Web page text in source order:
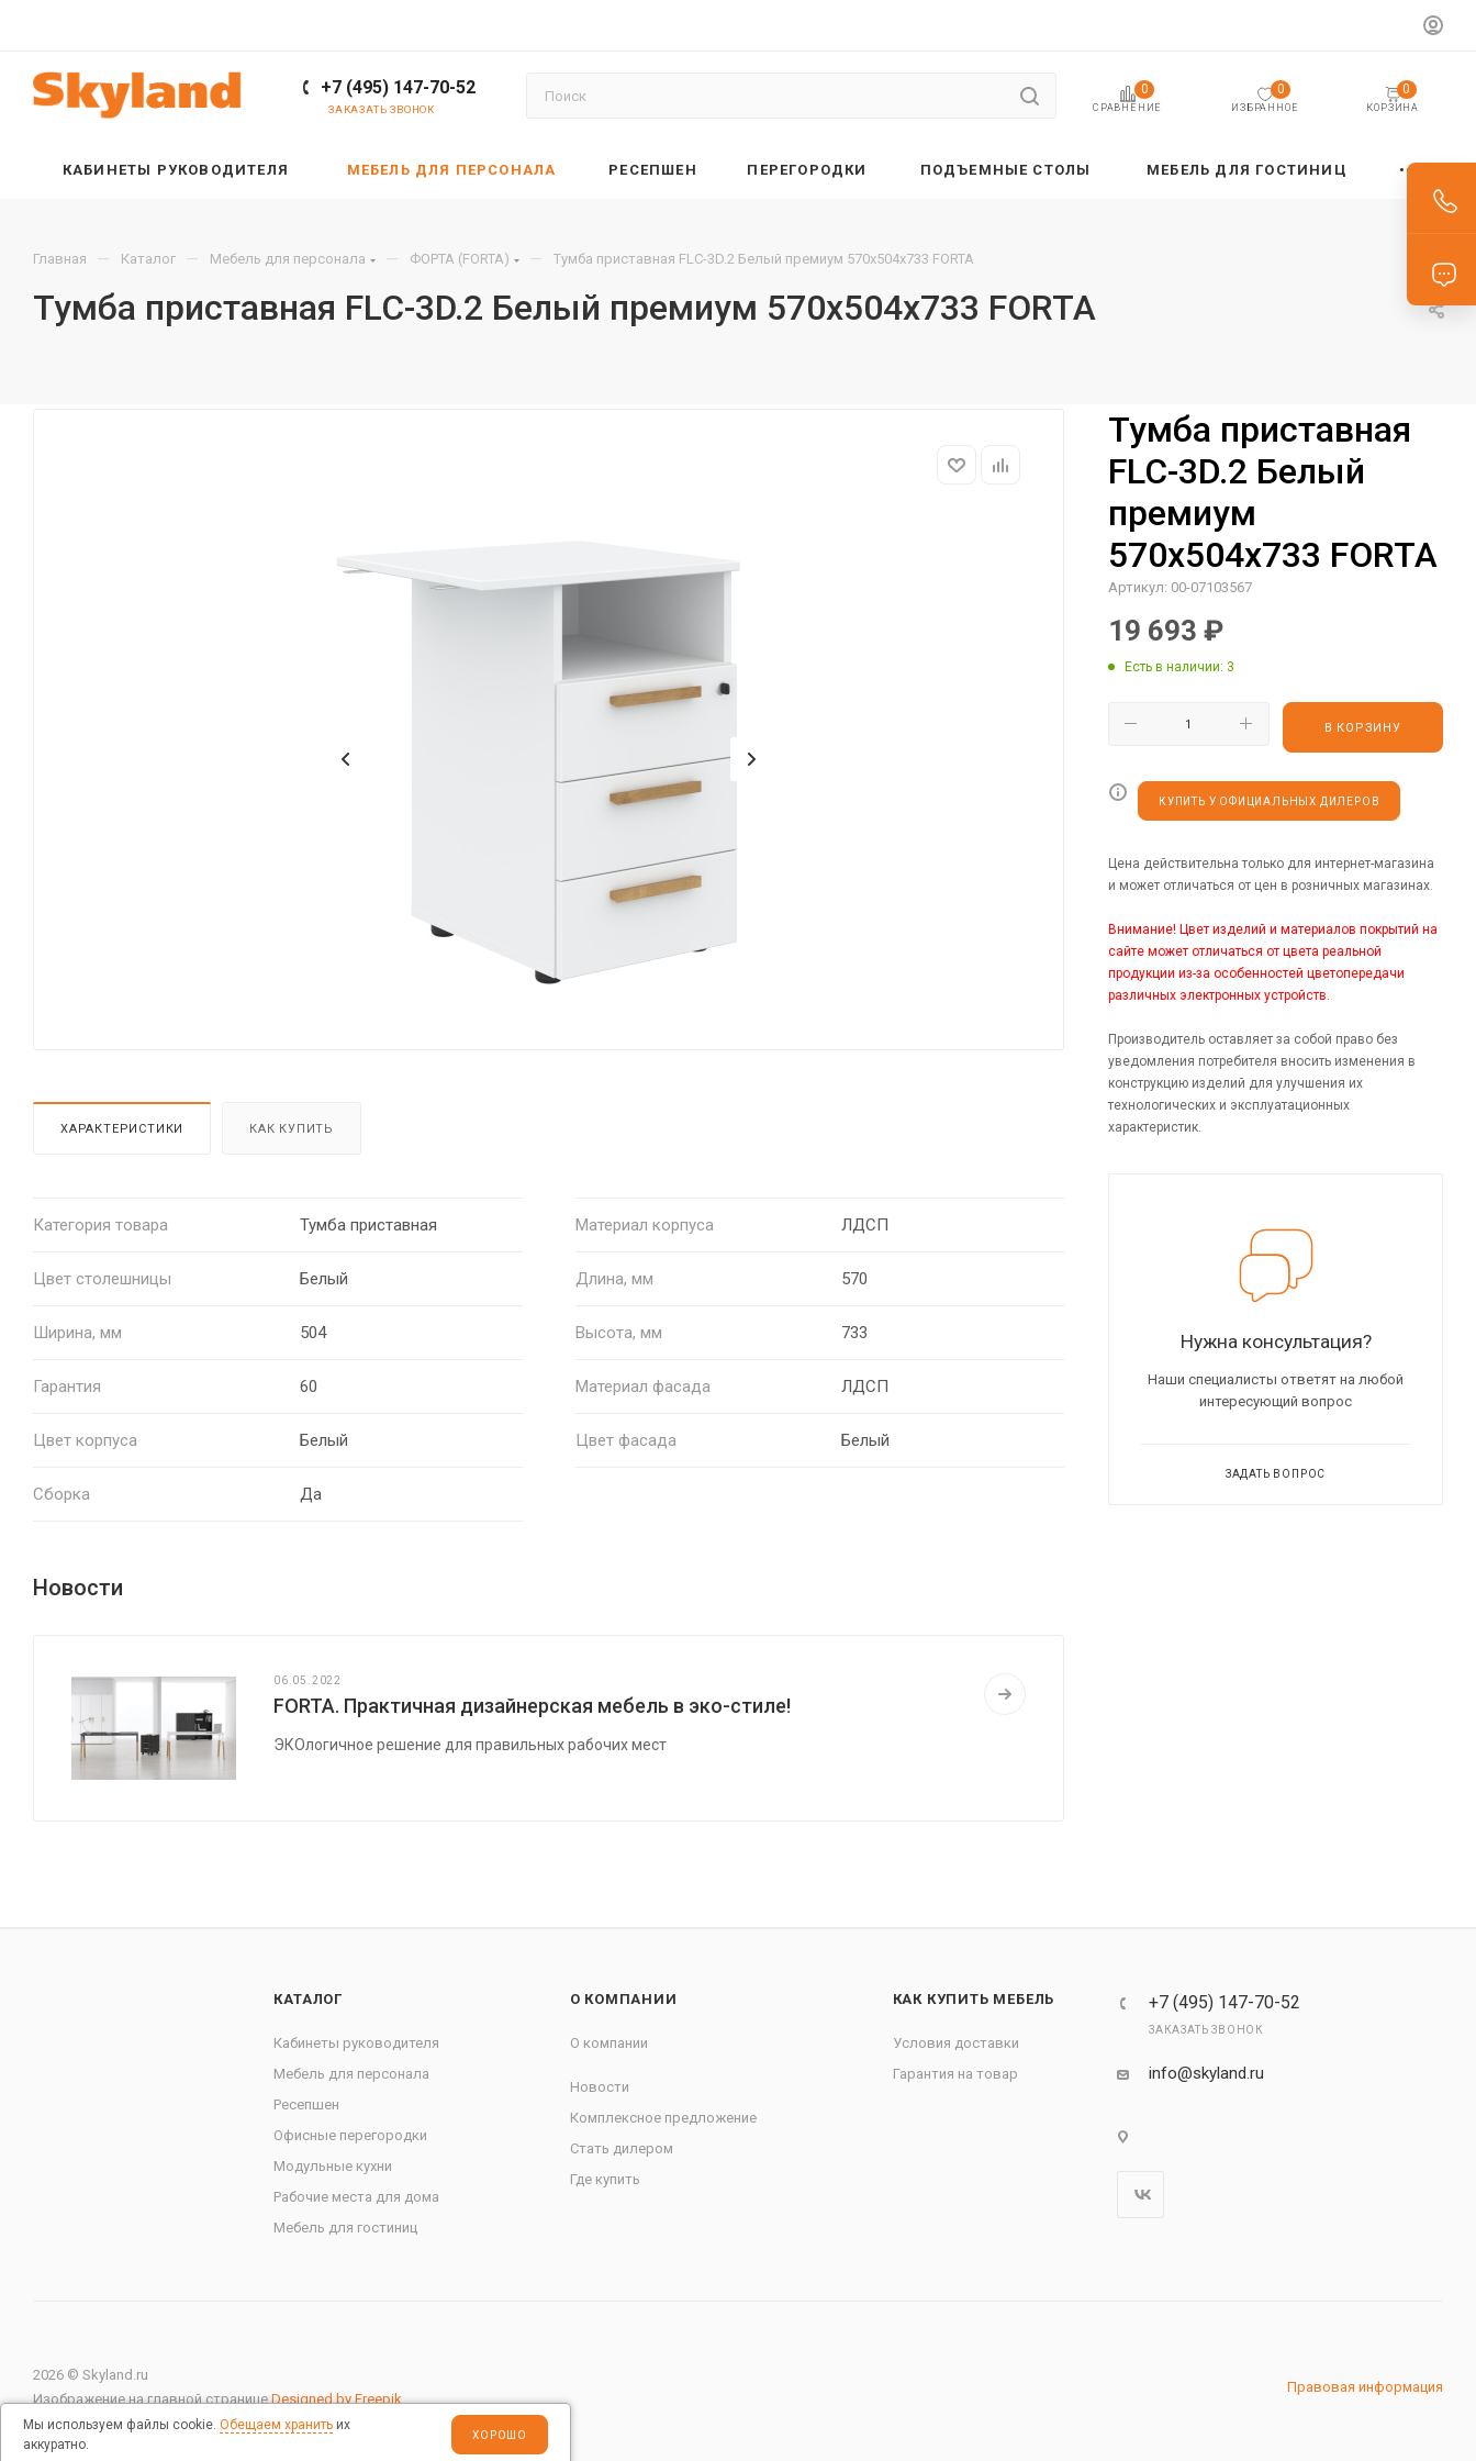
+7 (495) 147-70-52
ЗАКАЗАТЬ ЗВОНОК СРАВНЕНИЕ
0
ИЗБРАННОЕ
0
КОРЗИНА
0
КАБИНЕТЫ РУКОВОДИТЕЛЯ МЕБЕЛЬ ДЛЯ ПЕРСОНАЛА РЕСЕПШЕН ПЕРЕГОРОДКИ ПОДЪЕМНЫЕ СТОЛЫ МЕБЕЛЬ ДЛЯ ГОСТИНИЦ
Главная — Каталог — Мебель для персонала — ФОРТА (FORTA) — Тумба приставная FLC-3D.2 Белый премиум 570х504х733 FORTA
Тумба приставная FLC-3D.2 Белый премиум 570х504х733 FORTA
ХАРАКТЕРИСТИКИ КАК КУПИТЬ
Категория товара Тумба приставная Материал корпуса ЛДСП
Цвет столешницы Белый Длина, мм 570
Ширина, мм 504 Высота, мм 733
Гарантия 60 Материал фасада ЛДСП
Цвет корпуса Белый Цвет фасада Белый
Сборка Да
Новости
06.05.2022
FORTA. Практичная дизайнерская мебель в эко-стиле!
ЭКОлогичное решение для правильных рабочих мест
Тумба приставная
FLC-3D.2 Белый
премиум
570х504х733 FORTA
Артикул: 00-07103567
19 693 ₽
Есть в наличии: 3
В КОРЗИНУ
КУПИТЬ У ОФИЦИАЛЬНЫХ ДИЛЕРОВ
Цена действительна только для интернет-магазина
и может отличаться от цен в розничных магазинах.
Внимание! Цвет изделий и материалов покрытий на
сайте может отличаться от цвета реальной
продукции из-за особенностей цветопередачи
различных электронных устройств.
Производитель оставляет за собой право без
уведомления потребителя вносить изменения в
конструкцию изделий для улучшения их
технологических и эксплуатационных
характеристик.
Нужна консультация?
Наши специалисты ответят на любой
интересующий вопрос
ЗАДАТЬ ВОПРОС
КАТАЛОГ
Кабинеты руководителя
Мебель для персонала
Ресепшен
Офисные перегородки
Модульные кухни
Рабочие места для дома
Мебель для гостиниц
О КОМПАНИИ
О компании
Новости
Комплексное предложение
Стать дилером
Где купить
КАК КУПИТЬ МЕБЕЛЬ
Условия доставки
Гарантия на товар
+7 (495) 147-70-52
ЗАКАЗАТЬ ЗВОНОК
info@skyland.ru
2026 © Skyland.ru
Изображение на главной страницеDesigned by Freepik
Правовая информация
Мы используем файлы cookie. Обещаем хранить их
аккуратно.
ХОРОШО